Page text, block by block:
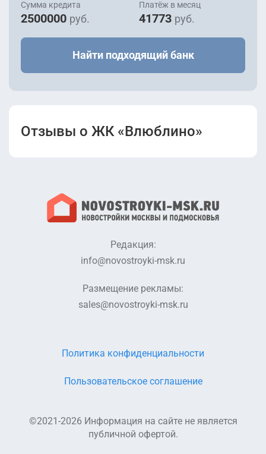
Сумма кредита
2500000 руб.
Платёж в месяц
41773 руб.
Найти подходящий банк
Отзывы о ЖК «Влюблино»
Редакция:
info@novostroyki-msk.ru
Размещение рекламы:
sales@novostroyki-msk.ru
©2021-2026 Информация на сайте не является
публичной офертой.
Пользовательское соглашение
Политика конфиденциальности